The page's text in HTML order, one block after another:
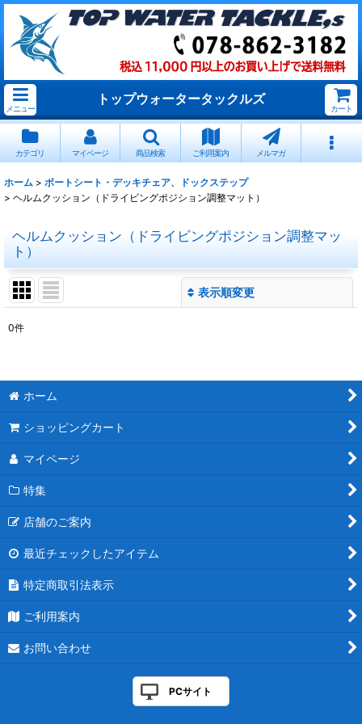
メニュー
トップウォータータックルズ
カート
カテゴリ マイページ 商品検索 ご利用案内 メルマガ
ホーム > ボートシート・デッキチェア、ドックステップ
> ヘルムクッション（ドライビングポジション調整マット）
ヘルムクッション（ドライビングポジション調整マッ
ト）
表示順変更
並び順:
0件
ホーム
ショッピングカート
マイページ
特集
店舗のご案内
最近チェックしたアイテム
特定商取引法表示
ご利用案内
お問い合わせ
PCサイト